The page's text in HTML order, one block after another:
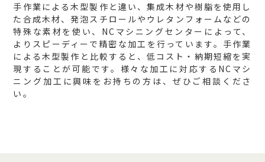
手作業による木型製作と違い、集成木材や樹脂を使用し
た合成木材、発泡スチロールやウレタンフォームなどの
特殊な素材を使い、NCマシニングセンターによって、
よりスピーディーで精密な加工を行っています。手作業
による木型製作と比較すると、低コスト・納期短縮を実
現することが可能です。様々な加工に対応するNCマシ
ニング加工に興味をお持ちの方は、ぜひご相談くださ
い。